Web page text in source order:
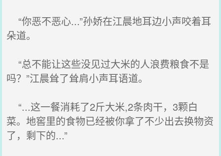
“你恶不恶心...”孙娇在江晨地耳边小声咬着耳
朵道。
“总不能让这些没见过大米的人浪费粮食不是
吗？”江晨耸了耸肩小声耳语道。
“...这一餐消耗了2斤大米,2条肉干，3颗白
菜。地窖里的食物已经被你拿了不少出去换物资
了，剩下的...”